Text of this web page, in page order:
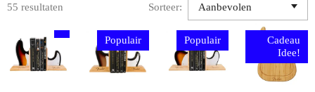
55 resultaten Sorteer:
Populair Populair
Cadeau
Idee!